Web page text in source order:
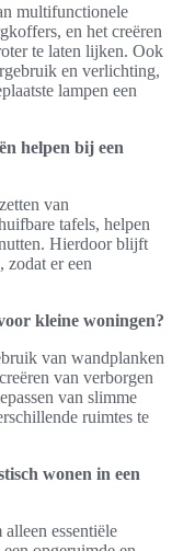
multifunctionele
en het creëren
te laten lijken. Ook
en verlichting,
lampen een
helpen bij een
van
tafels, helpen
Hierdoor blijft
zodat er een
kleine woningen?
van wandplanken
van verborgen
van slimme
ruimtes te
wonen in een
essentiële